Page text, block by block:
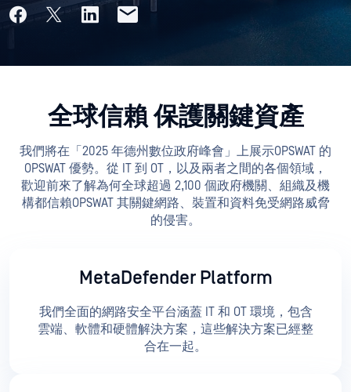
全球信賴 保護關鍵資產
我們將在「2025 年德州數位政府峰會」上展示OPSWAT 的
OPSWAT 優勢。從 IT 到 OT，以及兩者之間的各個領域，
歡迎前來了解為何全球超過 2,100 個政府機關、組織及機
構都信賴OPSWAT 其關鍵網路、裝置和資料免受網路威脅
的侵害。
MetaDefender Platform
我們全面的網路安全平台涵蓋 IT 和 OT 環境，包含
雲端、軟體和硬體解決方案，這些解決方案已經整
合在一起。